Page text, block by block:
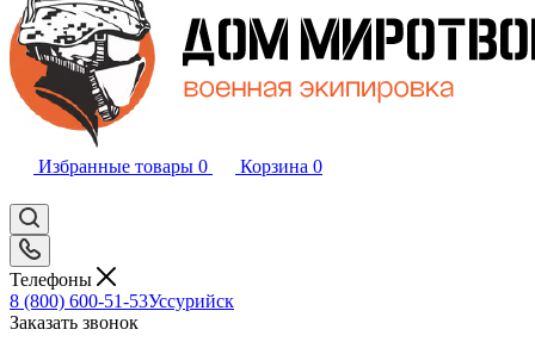
Избранные товары 0 Корзина 0
Телефоны
8 (800) 600-51-53Уссурийск
Заказать звонок